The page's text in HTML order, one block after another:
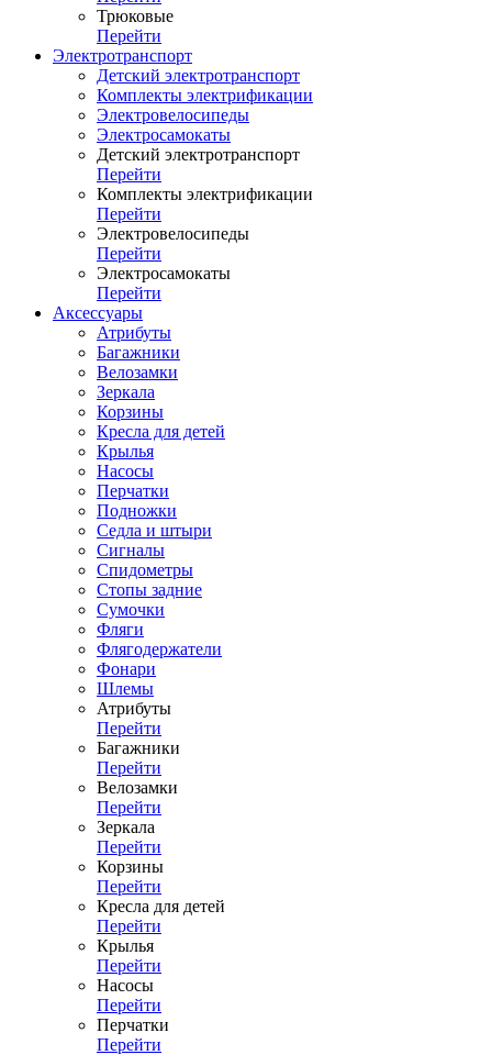
Трюковые
Перейти
Электротранспорт
Детский электротранспорт
Комплекты электрификации
Электровелосипеды
Электросамокаты
Детский электротранспорт
Перейти
Комплекты электрификации
Перейти
Электровелосипеды
Перейти
Электросамокаты
Перейти
Аксессуары
Атрибуты
Багажники
Велозамки
Зеркала
Корзины
Кресла для детей
Крылья
Насосы
Перчатки
Подножки
Седла и штыри
Сигналы
Спидометры
Стопы задние
Сумочки
Фляги
Флягодержатели
Фонари
Шлемы
Атрибуты
Перейти
Багажники
Перейти
Велозамки
Перейти
Зеркала
Перейти
Корзины
Перейти
Кресла для детей
Перейти
Крылья
Перейти
Насосы
Перейти
Перчатки
Перейти